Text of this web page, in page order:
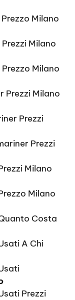
Milano
Milano
Milano
Prezzi Milano
Prezzi
Prezzi
Milano
Milano
Costa
A Chi
Prezzi